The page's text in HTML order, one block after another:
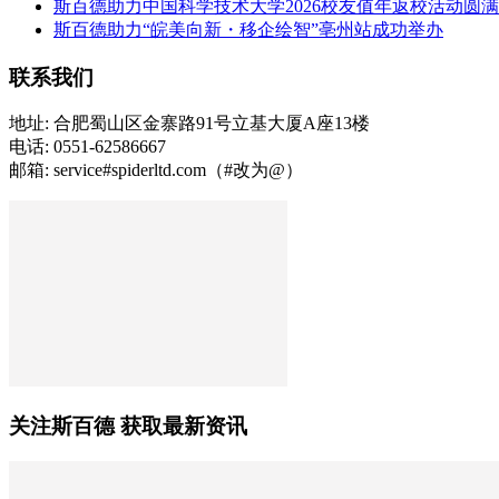
斯百德助力中国科学技术大学2026校友值年返校活动圆
斯百德助力“皖美向新・移企绘智”亳州站成功举办
联系我们
地址: 合肥蜀山区金寨路91号立基大厦A座13楼
电话: 0551-62586667
邮箱: service#spiderltd.com（#改为@）
关注斯百德 获取最新资讯